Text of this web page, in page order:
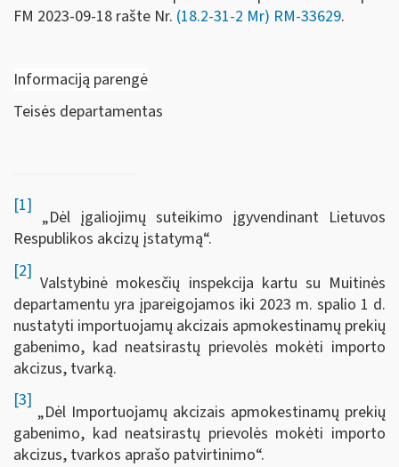
FM 2023-09-18 rašte Nr. (18.2-31-2 Mr) RM-33629.
Informaciją parengė
Teisės departamentas
[1]
„Dėl įgaliojimų suteikimo įgyvendinant Lietuvos
Respublikos akcizų įstatymą“.
[2]
Valstybinė mokesčių inspekcija kartu su Muitinės
departamentu yra įpareigojamos iki 2023 m. spalio 1 d.
nustatyti importuojamų akcizais apmokestinamų prekių
gabenimo, kad neatsirastų prievolės mokėti importo
akcizus, tvarką.
[3]
„Dėl Importuojamų akcizais apmokestinamų prekių
gabenimo, kad neatsirastų prievolės mokėti importo
akcizus, tvarkos aprašo patvirtinimo“.